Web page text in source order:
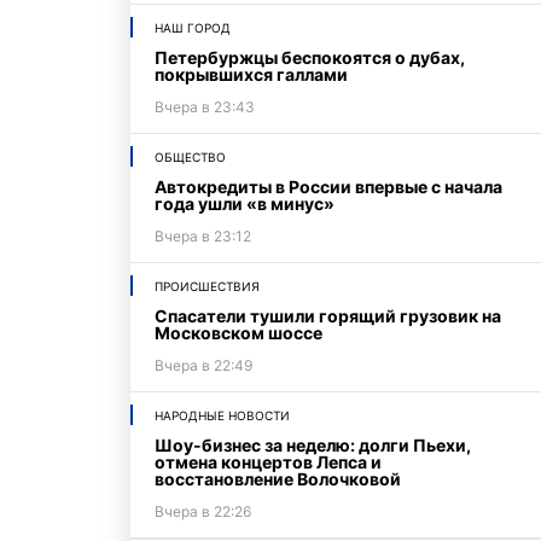
НАШ ГОРОД
Петербуржцы беспокоятся о дубах,
покрывшихся галлами
Вчера в 23:43
ОБЩЕСТВО
Автокредиты в России впервые с начала
года ушли «в минус»
Вчера в 23:12
ПРОИСШЕСТВИЯ
Спасатели тушили горящий грузовик на
Московском шоссе
Вчера в 22:49
НАРОДНЫЕ НОВОСТИ
Шоу-бизнес за неделю: долги Пьехи,
отмена концертов Лепса и
восстановление Волочковой
Вчера в 22:26